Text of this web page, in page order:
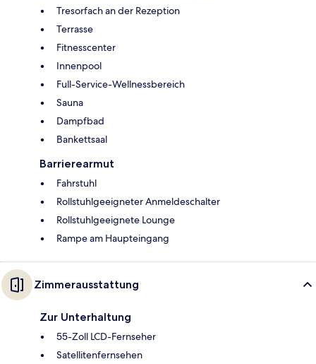
Tresorfach an der Rezeption
Terrasse
Fitnesscenter
Innenpool
Full-Service-Wellnessbereich
Sauna
Dampfbad
Bankettsaal
Barrierearmut
Fahrstuhl
Rollstuhlgeeigneter Anmeldeschalter
Rollstuhlgeeignete Lounge
Rampe am Haupteingang
Zimmerausstattung
Zur Unterhaltung
55-Zoll LCD-Fernseher
Satellitenfernsehen